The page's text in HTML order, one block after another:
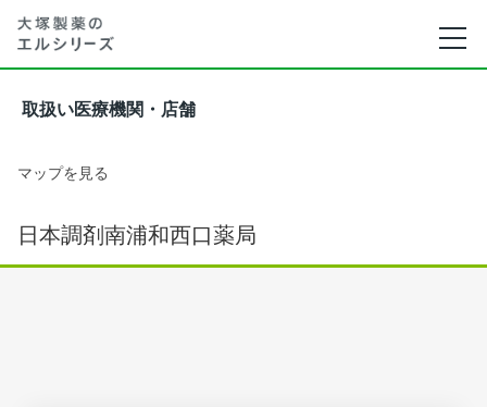
取扱い医療機関・店舗
マップを見る
日本調剤南浦和西口薬局